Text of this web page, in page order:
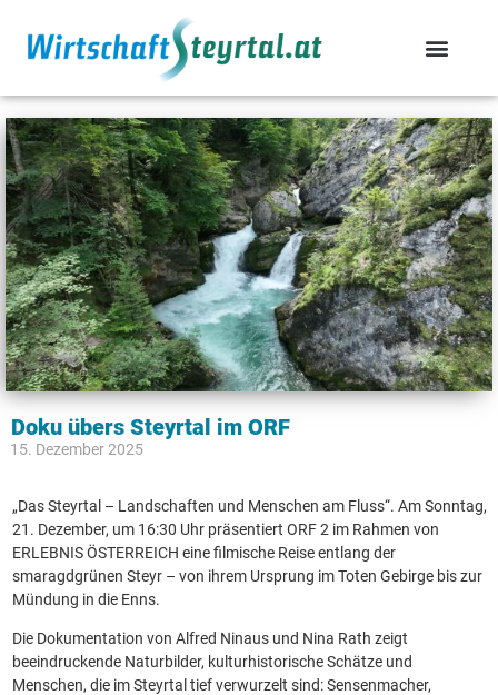
Doku übers Steyrtal im ORF
15. Dezember 2025
„Das Steyrtal – Landschaften und Menschen am Fluss“. Am Sonntag,
21. Dezember, um 16:30 Uhr präsentiert ORF 2 im Rahmen von
ERLEBNIS ÖSTERREICH eine filmische Reise entlang der
smaragdgrünen Steyr – von ihrem Ursprung im Toten Gebirge bis zur
Mündung in die Enns.
Die Dokumentation von Alfred Ninaus und Nina Rath zeigt
beeindruckende Naturbilder, kulturhistorische Schätze und
Menschen, die im Steyrtal tief verwurzelt sind: Sensenmacher,